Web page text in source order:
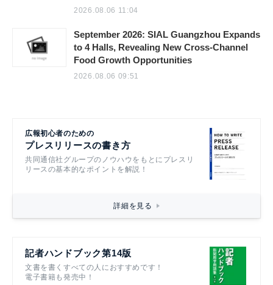
2026.08.06 11:04
September 2026: SIAL Guangzhou Expands
to 4 Halls, Revealing New Cross-Channel
Food Growth Opportunities
2026.08.06 09:51
広報初心者のための
プレスリリースの書き方
共同通信社グループのノウハウをもとにプレスリ
リースの基本的なポイントを解説！
詳細を見る
記者ハンドブック第14版
文書を書くすべての人におすすめです！
電子書籍も発売中！